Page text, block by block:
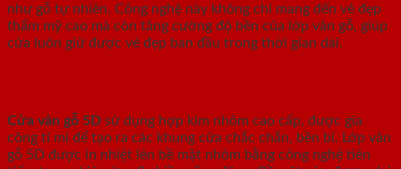
như gỗ tự nhiên. Công nghệ này không chỉ mang đến vẻ đẹp
thẩm mỹ cao mà còn tăng cường độ bền của lớp vân gỗ, giúp
cửa luôn giữ được vẻ đẹp ban đầu trong thời gian dài.
Cửa vân gỗ 5D sử dụng hợp kim nhôm cao cấp, được gia
công tỉ mỉ để tạo ra các khung cửa chắc chắn, bền bỉ. Lớp vân
gỗ 5D được in nhiệt lên bề mặt nhôm bằng công nghệ tiên